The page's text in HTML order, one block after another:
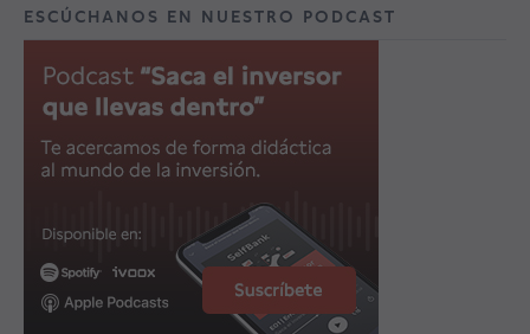
ESCÚCHANOS EN NUESTRO PODCAST